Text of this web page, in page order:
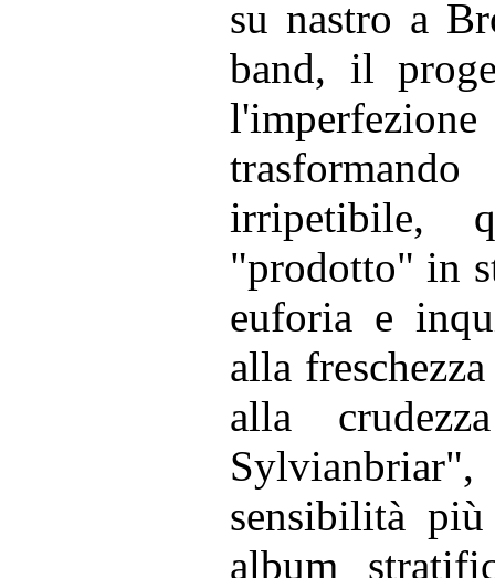
su nastro a
band, il
irripetibile,
"prodotto" in
euforia e
alla
alla
sensibilità
album